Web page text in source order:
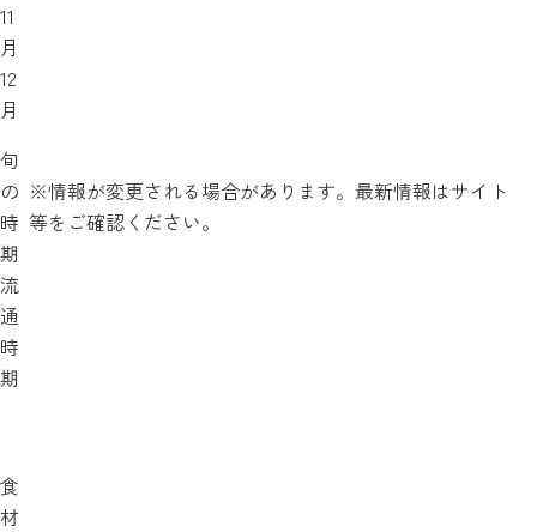
11
月
12
月
旬
の
時
期
流
通
時
期
※情報が変更される場合があります。最新情報はサイト
等をご確認ください。
食
材